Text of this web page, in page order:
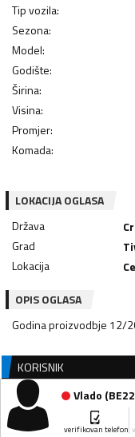
Tip vozila:
Sezona:
Model:
Godište:
Širina:
Visina:
Promjer:
Komada:
LOKACIJA OGLASA
Država
Grad
Lokacija
OPIS OGLASA
Godina proizvodbje 12/
KORISNIK
Vlado (
verifikovan telefon